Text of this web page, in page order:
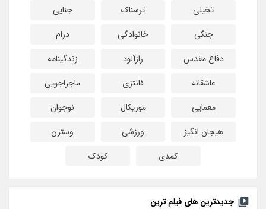
تخیلی
ترسناک
جنایی
جنگی
خانوادگی
درام
دفاع مقدس
رازآلود
زندگینامه
عاشقانه
فانتزی
ماجراجویی
معمایی
موزیکال
نوجوان
هیجان انگیز
ورزشی
وسترن
کمدی
کودک
جدیدترین های فیلم ترین